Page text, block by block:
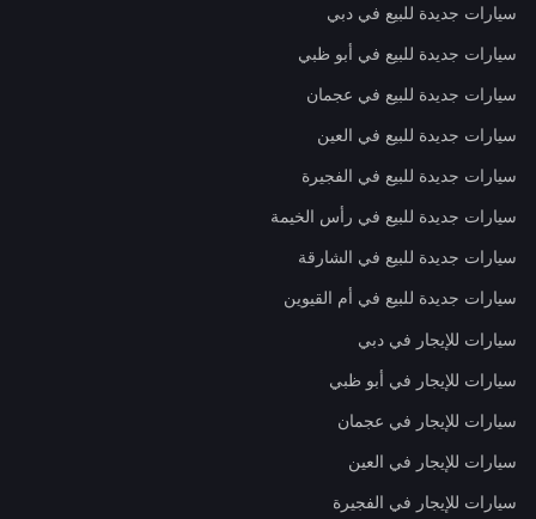
سيارات جديدة للبيع في دبي
سيارات جديدة للبيع في أبو ظبي
سيارات جديدة للبيع في عجمان
سيارات جديدة للبيع في العين
سيارات جديدة للبيع في الفجيرة
سيارات جديدة للبيع في رأس الخيمة
سيارات جديدة للبيع في الشارقة
سيارات جديدة للبيع في أم القيوين
سيارات للإيجار في دبي
سيارات للإيجار في أبو ظبي
سيارات للإيجار في عجمان
سيارات للإيجار في العين
سيارات للإيجار في الفجيرة